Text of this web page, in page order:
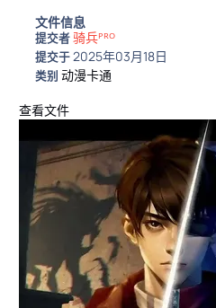
文件信息
提交者骑兵ᴾᴿᴼ
提交于2025年03月18日
类别动漫卡通
查看文件